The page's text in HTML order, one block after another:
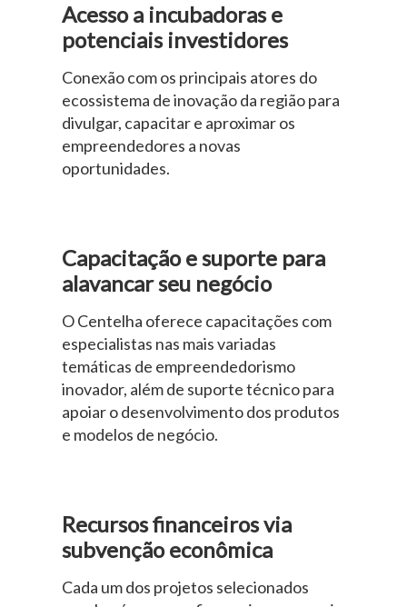
Acesso a incubadoras e
potenciais investidores
Conexão com os principais atores do
ecossistema de inovação da região para
divulgar, capacitar e aproximar os
empreendedores a novas
oportunidades.
Capacitação e suporte para
alavancar seu negócio
O Centelha oferece capacitações com
especialistas nas mais variadas
temáticas de empreendedorismo
inovador, além de suporte técnico para
apoiar o desenvolvimento dos produtos
e modelos de negócio.
Recursos financeiros via
subvenção econômica
Cada um dos projetos selecionados